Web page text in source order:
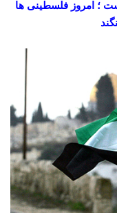
؛ امروز فلسطینی ها